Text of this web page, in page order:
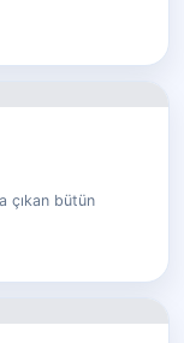
çıkan bütün